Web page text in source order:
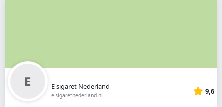
E-sigaret Nederland
e-sigaretnederland.nl 9,6